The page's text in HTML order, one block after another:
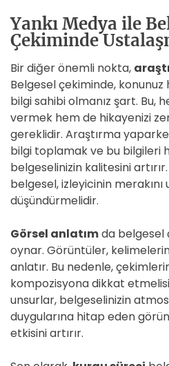
Yankı Medya ile
Çekiminde
Bir diğer önemli nokta,
Belgesel çekiminde,
bilgi sahibi olmanız şart. Bu,
vermek hem de hikayenizi
gereklidir. Araştırma
bilgi toplamak ve bu bilgileri
belgeselinizin kalitesini
belgesel, izleyicinin merakını
düşündürmelidir.
Görsel anlatımda belgesel
oynar. Görüntüler,
anlatır. Bu nedenle,
kompozisyona dikkat
unsurlar, belgeselinizin
duygularına hitap eden
etkisini artırır.